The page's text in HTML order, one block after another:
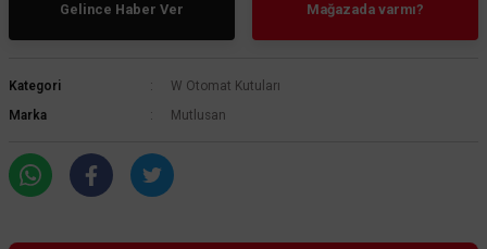
Gelince Haber Ver Mağazada varmı?
Kategori
W Otomat Kutuları
Marka
Mutlusan